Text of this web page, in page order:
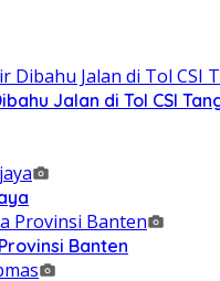
Jalan di Tol CSI
Banten